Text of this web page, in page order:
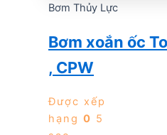
Bơm Thủy Lực
Bơm xoắn ốc
, CPW
Được xếp
hạng 0 5